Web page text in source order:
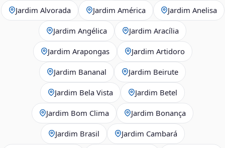
Jardim Alvorada Jardim América Jardim Anelisa
Jardim Angélica Jardim Aracília
Jardim Arapongas Jardim Artidoro
Jardim Bananal Jardim Beirute
Jardim Bela Vista Jardim Betel
Jardim Bom Clima Jardim Bonança
Jardim Brasil Jardim Cambará